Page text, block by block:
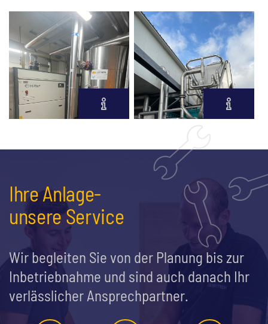
Industrie-
Wärmepumpe
mehr erfahren
Rohrleitungen
mehr erfahren
Ihre Anlage-
unsere Service
Wir begleiten Sie von der Planung bis zur
Inbetriebnahme und sind auch danach Ihr
verlässlicher Ansprechpartner.